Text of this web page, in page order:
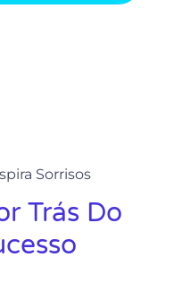
Sorrisos
Trás Do